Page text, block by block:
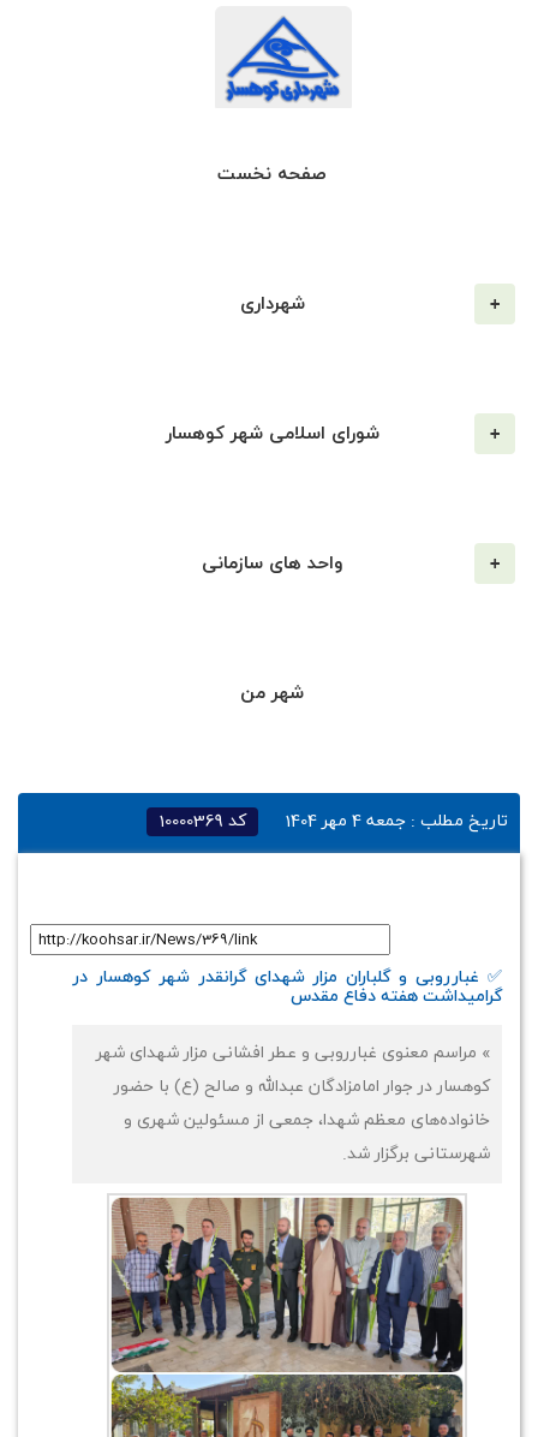
صفحه نخست
شهرداری
شورای اسلامی شهر کوهسار
واحد های سازمانی
شهر من
تاریخ مطلب : جمعه 4 مهر 1404 کد 10000369
✅ غبارروبی و گلباران مزار شهدای گرانقدر شهر کوهسار در
گرامیداشت هفته دفاع مقدس
» مراسم معنوی غبارروبی و عطر افشانی مزار شهدای شهر
کوهسار در جوار امامزادگان عبدالله و صالح (ع) با حضور
خانواده‌های معظم شهدا، جمعی از مسئولین شهری و
شهرستانی برگزار شد.